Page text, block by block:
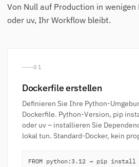
Von Null auf Production in
oder uv, Ihr Workflow bleibt.
01
Dockerfile erstellen
Definieren Sie Ihre Python-
Dockerfile. Python-Version, pip
oder uv – installieren Sie
lokal tun. Standard-Docker, kein
FROM python:3.12 → pip